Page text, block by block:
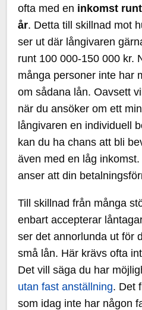
ofta med en inkomst
år. Detta till skillnad mot
ser ut där långivaren
runt 100 000-150 000 kr.
många personer inte har
om sådana lån. Oavsett
när du ansöker om ett
långivaren en individuell
kan du ha chans att bli
även med en låg
anser att din
Till skillnad från många
enbart accepterar
ser det annorlunda ut för
små lån. Här krävs ofta
Det vill säga du har
utan fast anställning. Det
som idag inte har någon